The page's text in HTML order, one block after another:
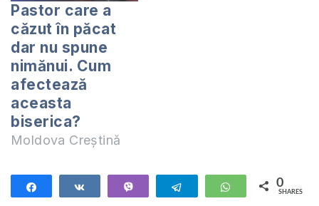
Pastor care a
căzut în păcat
dar nu spune
nimănui. Cum
afectează
aceasta
biserica?
Moldova Creștină
Telegram WhatsApp
0
SHARES